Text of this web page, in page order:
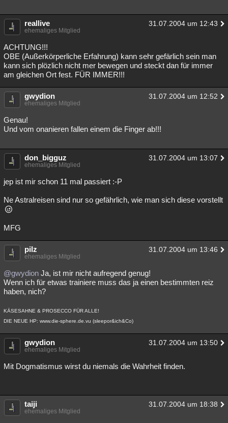
reallive 31.07.2004 um 12:43
ehemaliges Mitglied
ACHTUNG!!!
OBE (Außerkörperliche Erfahrung) kann sehr gefärlich sein man
kann sich plözlich nicht mer bewegen und steckt dan für immer
am gleichen Ort fest. FÜR IMMER!!!
gwydion 31.07.2004 um 12:52
ehemaliges Mitglied
Genau!
Und vom onanieren fallen einem die Finger ab!!!
don_bigguz 31.07.2004 um 13:07
ehemaliges Mitglied
jep ist mir schon 11 mal passiert :-P
Ne Astralreisen sind nur so gefährlich, wie man sich diese vorstellt
MFG
pilz 31.07.2004 um 13:46
ehemaliges Mitglied
@gwydion Ja, ist mir nicht aufregend genug!
Wenn ich für etwas trainiere muss das ja einen bestimmten reiz
haben, nich?
KÄSESAHNE & PROSECCO FÜR ALLE!
DIE NEUE HP: www.die-sphere.de.vu (sleepor&ich&Co)
gwydion 31.07.2004 um 13:50
ehemaliges Mitglied
Mit Dogmatismus wirst du niemals die Wahrheit finden.
taiji 31.07.2004 um 18:38
ehemaliges Mitglied